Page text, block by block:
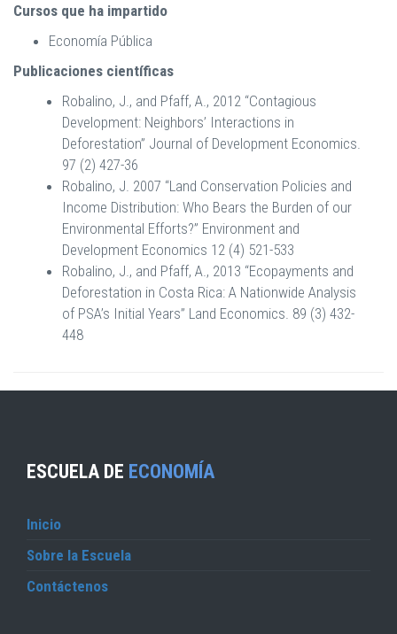
Cursos que ha impartido
Economía Pública
Publicaciones científicas
Robalino, J., and Pfaff, A., 2012 “Contagious
Development: Neighbors’ Interactions in
Deforestation” Journal of Development Economics.
97 (2) 427-36
Robalino, J. 2007 “Land Conservation Policies and
Income Distribution: Who Bears the Burden of our
Environmental Efforts?” Environment and
Development Economics 12 (4) 521-533
Robalino, J., and Pfaff, A., 2013 “Ecopayments and
Deforestation in Costa Rica: A Nationwide Analysis
of PSA’s Initial Years” Land Economics. 89 (3) 432-
448
ESCUELA DE ECONOMÍA
Inicio
Sobre la Escuela
Contáctenos